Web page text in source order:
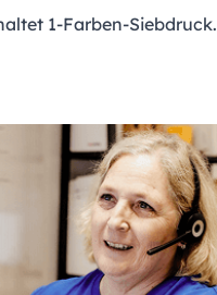
1-Farben-Siebdruck.